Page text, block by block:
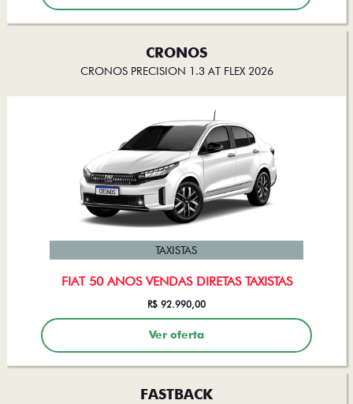
CRONOS
CRONOS PRECISION 1.3 AT FLEX 2026
FIAT 50 ANOS VENDAS DIRETAS TAXISTAS
TAXISTAS
R$ 92.990,00
Ver oferta
FASTBACK